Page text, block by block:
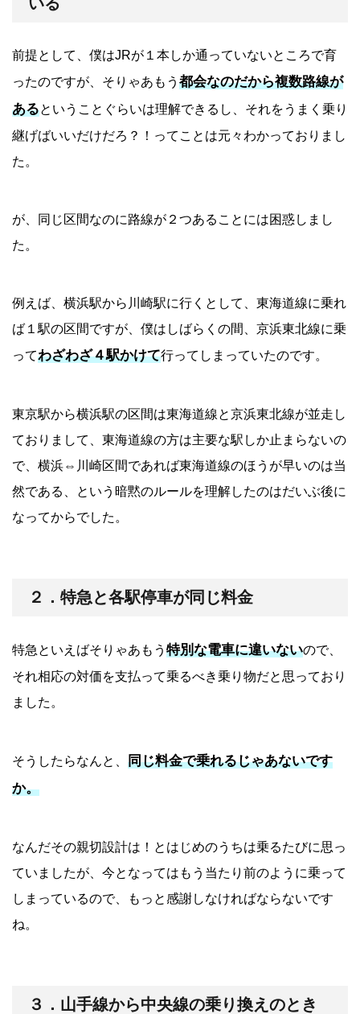
前提として、僕はJRが１本しか通っていないところで育
ったのですが、そりゃあもう 都会なのだから複数路線が
あるということぐらいは理解できるし、それをうまく乗り
継げばいいだけだろ？！ってことは元々わかっておりまし
た。
が、同じ区間なのに路線が２つあることには困惑しまし
た。
例えば、横浜駅から川崎駅に行くとして、東海道線に乗れ
ば１駅の区間ですが、僕はしばらくの間、京浜東北線に乗
ってわざわざ４駅かけて行ってしまっていたのです。
東京駅から横浜駅の区間は東海道線と京浜東北線が並走し
ておりまして、東海道線の方は主要な駅しか止まらないの
で、横浜⇔川崎区間であれば東海道線のほうが早いのは当
然である、という暗黙のルールを理解したのはだいぶ後に
なってからでした。
２．特急と各駅停車が同じ料金
特急といえばそりゃあもう 特別な電車に違いないので、
それ相応の対価を支払って乗るべき乗り物だと思っており
ました。
そうしたらなんと、 同じ料金で乗れるじゃあないです
か。
なんだその親切設計は！とはじめのうちは乗るたびに思っ
ていましたが、今となってはもう当たり前のように乗って
しまっているので、もっと感謝しなければならないです
ね。
３．山手線から中央線の乗り換えのとき